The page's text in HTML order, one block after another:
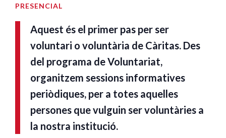
PRESENCIAL
Aquest és el primer pas per ser
voluntari o voluntària de Càritas. Des
del programa de Voluntariat,
organitzem sessions informatives
periòdiques, per a totes aquelles
persones que vulguin ser voluntàries a
la nostra institució.